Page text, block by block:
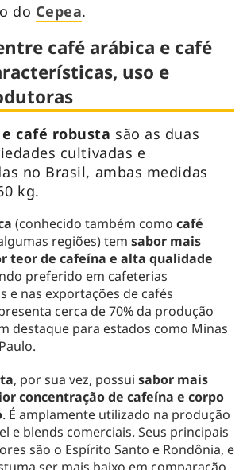
do Cepea.
café arábica e café
uso e
café robusta são as duas
cultivadas e
no Brasil, ambas medidas
kg.
(conhecido também como café
regiões) tem sabor mais
teor de cafeína e alta qualidade
preferido em cafeterias
e nas exportações de cafés
cerca de 70% da produção
destaque para estados como Minas
, por sua vez, possui sabor mais
concentração de cafeína e corpo
. É amplamente utilizado na produção
e blends comerciais. Seus principais
são o Espírito Santo e Rondônia, e